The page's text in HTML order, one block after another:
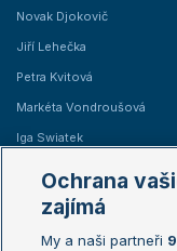
Novak Djokovič
Jiří Lehečka
Petra Kvitová
Markéta Vondroušová
Iga Swiatek
Žebříčky
Žebříček ATP (muži)
Ochrana
zajímá
My a naši partneři